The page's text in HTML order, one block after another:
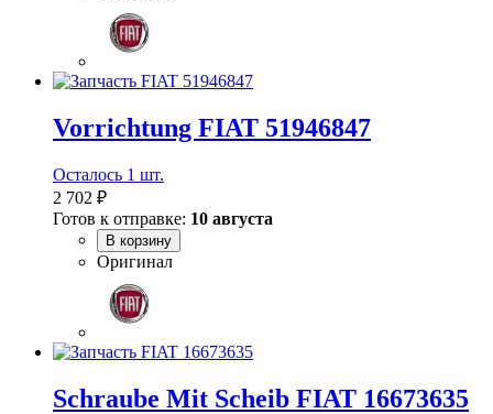
Vorrichtung FIAT 51946847
Осталось 1 шт.
2 702 ₽
Готов к отправке: 10 августа
В корзину
Оригинал
Schraube Mit Scheib FIAT 16673635